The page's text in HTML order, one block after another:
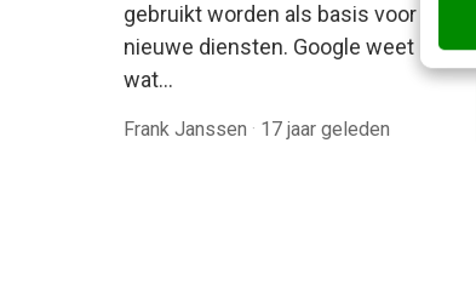
gebruikt worden als basis voor
nieuwe diensten. Google weet
wat…
Frank Janssen · 17 jaar geleden